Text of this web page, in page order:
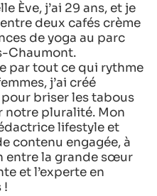
Ève, j’ai 29 ans, et je
deux cafés crème
de yoga au parc
Chaumont.
par tout ce qui rythme
j’ai créé
pour briser les tabous
notre pluralité. Mon
lifestyle et
contenu engagée, à
entre la grande sœur
et l’experte en
!